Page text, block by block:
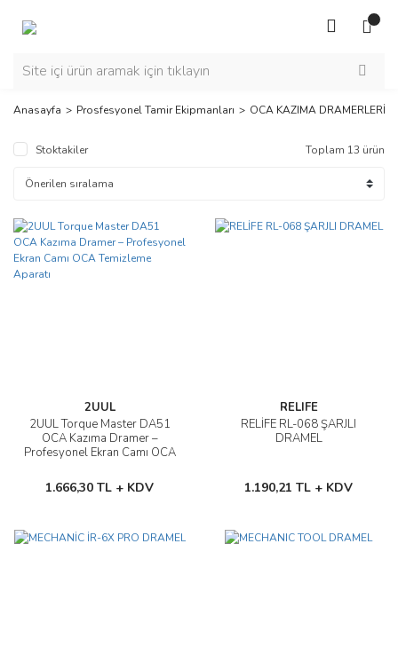
Anasayfa Prosfesyonel Tamir Ekipmanları OCA KAZIMA DRAMERLERİ
Stoktakiler Toplam 13 ürün
2UUL
2UUL Torque Master DA51
OCA Kazıma Dramer –
Profesyonel Ekran Camı OCA
1.666,30 TL + KDV
RELIFE
RELİFE RL-068 ŞARJLI
DRAMEL
1.190,21 TL + KDV